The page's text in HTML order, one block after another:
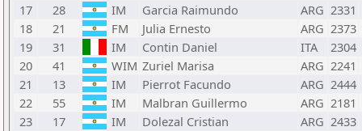
17
28 IM Garcia Raimundo ARG 2331
18
21 FM Julia Ernesto ARG 2373
19
31 IM Contin Daniel ITA
2304
20
41 WIM Zuriel Marisa ARG 2241
21
13 IM Pierrot Facundo ARG 2444
22
55 IM Malbran Guillermo ARG 2181
23
17 IM Dolezal Cristian ARG 2433